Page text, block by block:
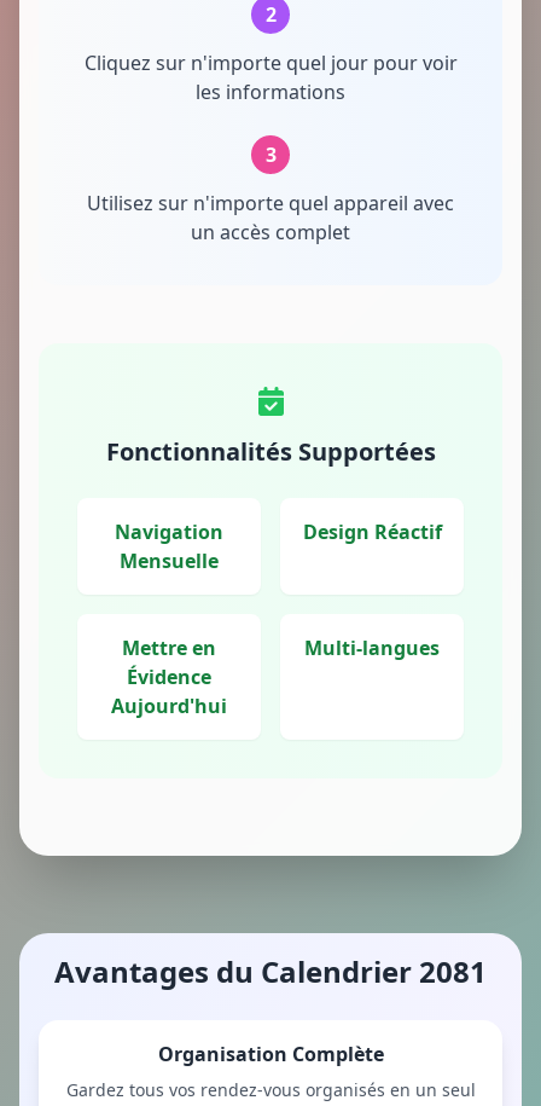
2
Cliquez sur n'importe quel jour pour voir
les informations
3
Utilisez sur n'importe quel appareil avec
un accès complet
Fonctionnalités Supportées
Navigation
Mensuelle
Design Réactif
Mettre en
Évidence
Aujourd'hui
Multi-langues
Avantages du Calendrier 2081
Organisation Complète
Gardez tous vos rendez-vous organisés en un seul